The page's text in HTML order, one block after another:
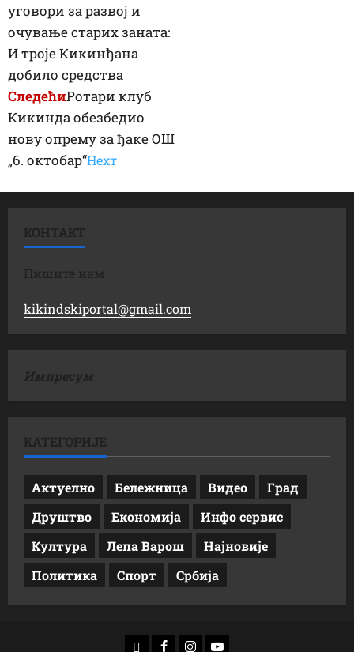
уговори за развој и
очување старих заната:
И троје Кикинђана
добило средства
СледећиРотари клуб
Кикинда обезбедио
нову опрему за ђаке ОШ
„6. октобар“Неxт
КОНТАКТ
Пишите нам
kikindskiportal@gmail.com
Импресум
КАТЕГОРИЈЕ
Актуелно Бележница Видео
Град
Друштво
Економија
Инфо сервис
Култура
Лепа Варош
Најновије
Политика
Спорт Србија
доwнлоад
Фацебоок
Инстаграм
Yоутубе